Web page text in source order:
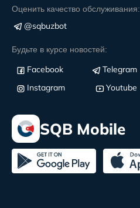
Оценить качество обслуживания:
@sqbuzbot
Будьте в курсе новостей:
Facebook
Telegram
Instagram
Youtube
SQB Mobile